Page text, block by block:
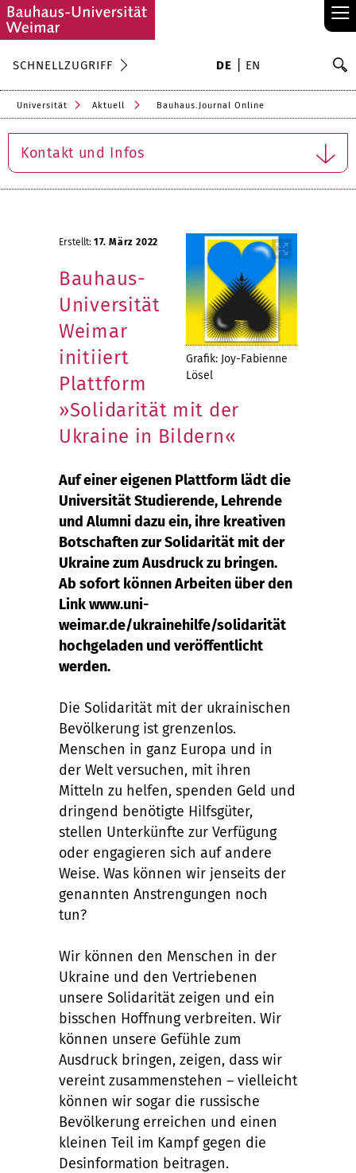
≡
SCHNELLZUGRIFF DE EN
Universität Aktuell Bauhaus.Journal Online
Kontakt und Infos
Grafik: Joy-Fabienne
Lösel
Erstellt: 17. März 2022
Bauhaus-
Universität
Weimar
initiiert
Plattform
»Solidarität mit der
Ukraine in Bildern«
Auf einer eigenen Plattform lädt die
Universität Studierende, Lehrende
und Alumni dazu ein, ihre kreativen
Botschaften zur Solidarität mit der
Ukraine zum Ausdruck zu bringen.
Ab sofort können Arbeiten über den
Link www.uni-
weimar.de/ukrainehilfe/solidarität
hochgeladen und veröffentlicht
werden.
Die Solidarität mit der ukrainischen
Bevölkerung ist grenzenlos.
Menschen in ganz Europa und in
der Welt versuchen, mit ihren
Mitteln zu helfen, spenden Geld und
dringend benötigte Hilfsgüter,
stellen Unterkünfte zur Verfügung
oder engagieren sich auf andere
Weise. Was können wir jenseits der
genannten Anstrengungen noch
tun?
Wir können den Menschen in der
Ukraine und den Vertriebenen
unsere Solidarität zeigen und ein
bisschen Hoffnung verbreiten. Wir
können unsere Gefühle zum
Ausdruck bringen, zeigen, dass wir
vereint zusammenstehen – vielleicht
können wir sogar die russische
Bevölkerung erreichen und einen
kleinen Teil im Kampf gegen die
Desinformation beitragen.